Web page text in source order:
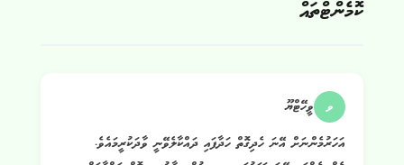
ކޮމެންޓްތައް
ވ ވީހޭޓްޔޫ
އަހަރުމެންނަށް އޭނަ ހެދިގޮތް ހަދާފައި ދައްކާލެވޭނީ ވާދަކުރީމައެވެ.